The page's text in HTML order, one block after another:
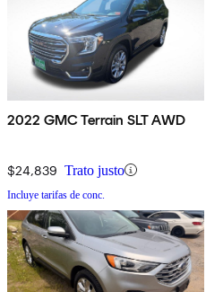
2022 GMC Terrain SLT AWD
$24,839 Trato justo
Incluye tarifas de conc.